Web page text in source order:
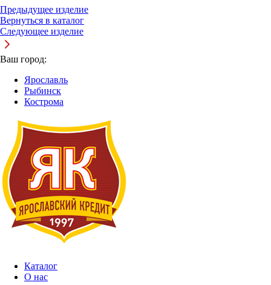
Предыдущее изделие
Вернуться в каталог
Следующее изделие
Ваш город:
Ярославль
Рыбинск
Кострома
Каталог
О нас